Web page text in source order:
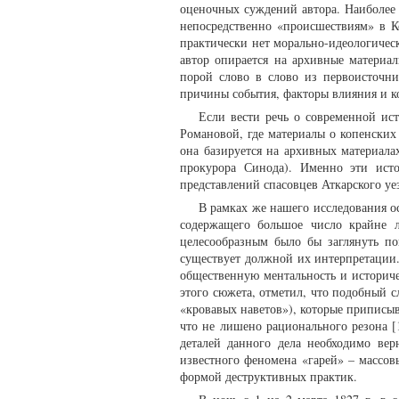
оценочных суждений автора.
непосредственно «происшествиям»
практически нет морально-
автор опирается на архивные
порой слово в слово из
причины события, факторы влияния и
Если вести речь о современной
Романовой, где материалы о
она базируется на архивных
прокурора Синода). Именно эти
представлений спасовцев Аткарского
В рамках же нашего исследования
содержащего большое число
целесообразным было бы заглянуть
существует должной их
общественную ментальность и
этого сюжета, отметил, что подобный
«кровавых наветов»), которые
что не лишено рационального резона
деталей данного дела необходимо
известного феномена «гарей» –
формой деструктивных практик.